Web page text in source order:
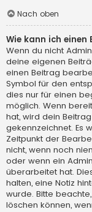
Nach oben
Wie kann ich
Wenn du nicht
deine eigenen
einen Beitrag
Symbol für den
dies nur für einen
möglich. Wenn
hat, wird dein
gekennzeichnet. Es
Zeitpunkt der
nicht, wenn noch
oder wenn ein
überarbeitet hat.
halten, eine Notiz
wurde. Bitte
löschen können,